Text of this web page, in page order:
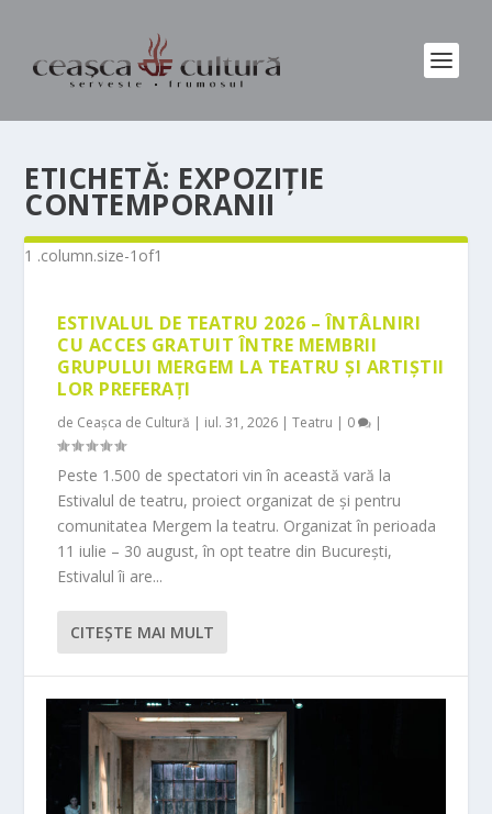
ETICHETĂ: EXPOZIȚIE
CONTEMPORANII
ESTIVALUL DE TEATRU 2026 – ÎNTÂLNIRI
CU ACCES GRATUIT ÎNTRE MEMBRII
GRUPULUI MERGEM LA TEATRU ȘI ARTIȘTII
LOR PREFERAȚI
de Ceașca de Cultură | iul. 31, 2026 |Teatru | 0 |
Peste 1.500 de spectatori vin în această vară la
Estivalul de teatru, proiect organizat de și pentru
comunitatea Mergem la teatru. Organizat în perioada
11 iulie – 30 august, în opt teatre din București,
Estivalul îi are...
CITEŞTE MAI MULT